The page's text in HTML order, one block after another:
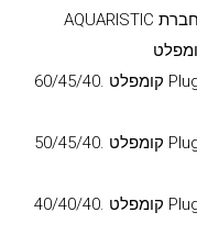
אקווריום מים מלוחים Plug&Play קומפלט .60/45/40
אקווריום מים מלוחים Plug&Play קומפלט .50/45/40
אקווריום מים מלוחים Plug&Play קומפלט .40/40/40